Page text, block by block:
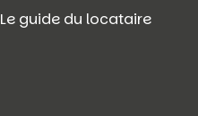
Le guide du locataire